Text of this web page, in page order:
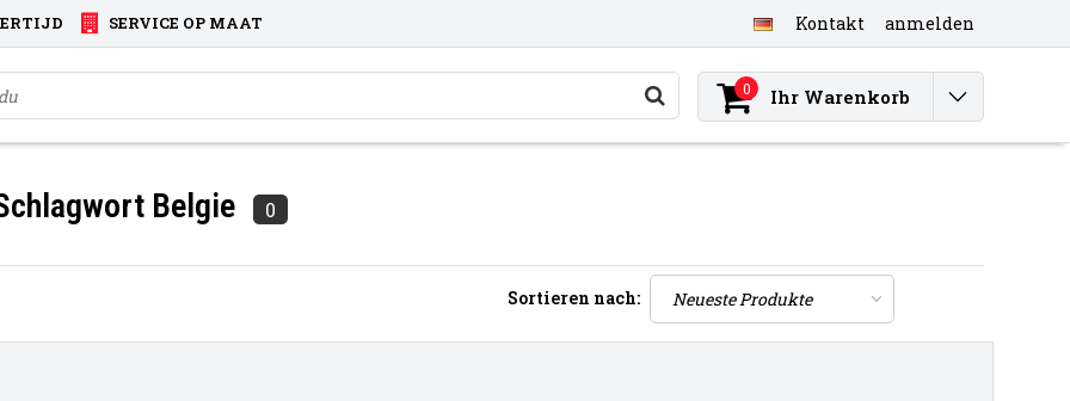
SERVICE OP MAAT Kontakt anmelden
0 Ihr Warenkorb
Belgie 0
Sortieren nach: